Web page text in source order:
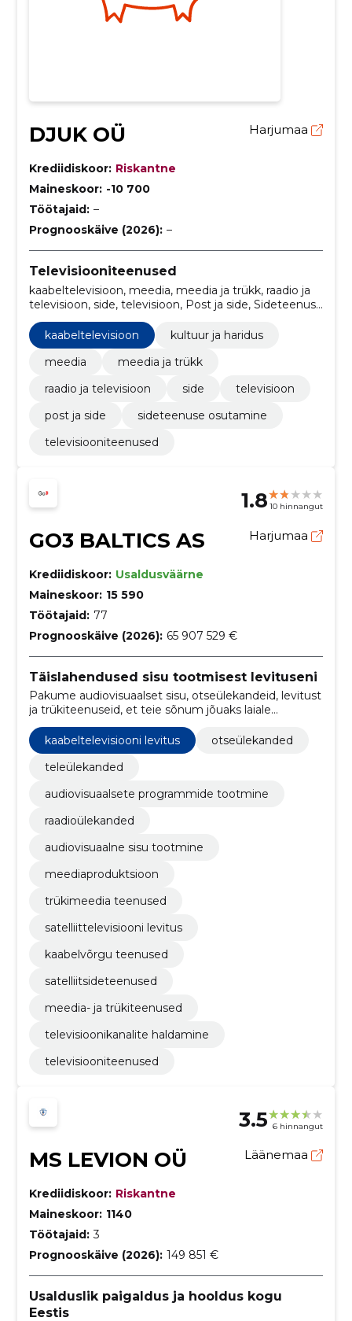
DJUK OÜ Harjumaa
Krediidiskoor: Riskantne
Maineskoor: -10 700
Töötajaid: –
Prognooskäive (2026): –
Televisiooniteenused
kaabeltelevisioon, meedia, meedia ja trükk, raadio ja
televisioon, side, televisioon, Post ja side, Sideteenuse
kaabeltelevisioon
kultuur ja haridus
meedia
meedia ja trükk
raadio ja televisioon
side
televisioon
post ja side
sideteenuse osutamine
televisiooniteenused
1.8 10 hinnangut
GO3 BALTICS AS Harjumaa
Krediidiskoor: Usaldusväärne
Maineskoor: 15 590
Töötajaid: 77
Prognooskäive (2026): 65 907 529 €
Täislahendused sisu tootmisest levituseni
Pakume audiovisuaalset sisu, otseülekandeid, levitust
ja trükiteenuseid, et teie sõnum jõuaks laiale
vaatajaskonnale. Ühendame tehnilise võimekuse ja
loova produktsiooni usaldusväärseks tulemuseks.
kaabeltelevisiooni levitus
otseülekanded
teleülekanded
audiovisuaalsete programmide tootmine
raadioülekanded
audiovisuaalne sisu tootmine
meediaproduktsioon
trükimeedia teenused
satelliittelevisiooni levitus
kaabelvõrgu teenused
satelliitsideteenused
meedia- ja trükiteenused
televisioonikanalite haldamine
televisiooniteenused
3.5 6 hinnangut
MS LEVION OÜ Läänemaa
Krediidiskoor: Riskantne
Maineskoor: 1140
Töötajaid: 3
Prognooskäive (2026): 149 851 €
Usalduslik paigaldus ja hooldus kogu
Eestis